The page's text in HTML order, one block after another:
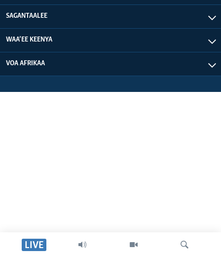
LIVE
SAGANTAALEE
WAA’EE KEENYA
VOA AFRIKAA